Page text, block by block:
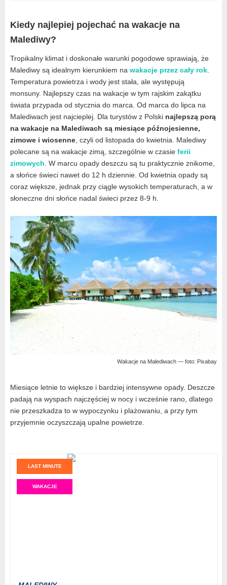
Kiedy najlepiej pojechać na wakacje na
Malediwy?
Tropikalny klimat i doskonałe warunki pogodowe sprawiają, że
Malediwy są idealnym kierunkiem na wakacje przez cały rok.
Temperatura powietrza i wody jest stała, ale występują
monsuny. Najlepszy czas na wakacje w tym rajskim zakątku
świata przypada od stycznia do marca. Od marca do lipca na
Malediwach jest najcieplej. Dla turystów z Polski najlepszą porą
na wakacje na Malediwach są miesiące późnojesienne,
zimowe i wiosenne, czyli od listopada do kwietnia. Malediwy
polecane są na wakacje zimą, szczególnie w czasie ferii
zimowych. W marcu opady deszczu są tu praktycznie znikome,
a słońce świeci nawet do 12 h dziennie. Od kwietnia opady są
coraz większe, jednak przy ciągle wysokich temperaturach, a w
słoneczne dni słońce nadal świeci przez 8-9 h.
Wakacje na Malediwach — foto: Pixabay
Miesiące letnie to większe i bardziej intensywne opady. Deszcze
padają na wyspach najczęściej w nocy i wcześnie rano, dlatego
nie przeszkadza to w wypoczynku i plażowaniu, a przy tym
przyjemnie oczyszczają upalne powietrze.
LAST MINUTE
WAKACJE